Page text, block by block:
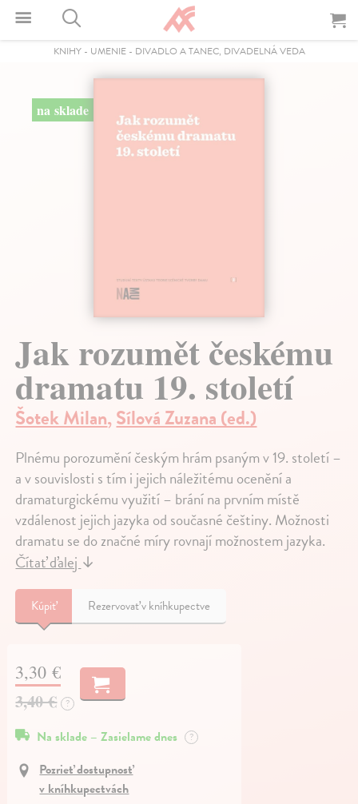
KNIHY- UMENIE- DIVADLO A TANEC, DIVADELNÁ VEDA
na sklade
Jak rozumět českému
dramatu 19. století
Šotek Milan,Sílová Zuzana (ed.)
Plnému porozumění českým hrám psaným v 19. století –
a v souvislosti s tím i jejich náležitému ocenění a
dramaturgickému využití – brání na prvním místě
vzdálenost jejich jazyka od současné češtiny. Možnosti
dramatu se do značné míry rovnají možnostem jazyka.
Čítať ďalej↓
Kúpiť Rezervovať v kníhkupectve
3,30 €
3,40 € ?
Na sklade – Zasielame dnes ?
Pozrieť dostupnosť
v kníhkupectvách